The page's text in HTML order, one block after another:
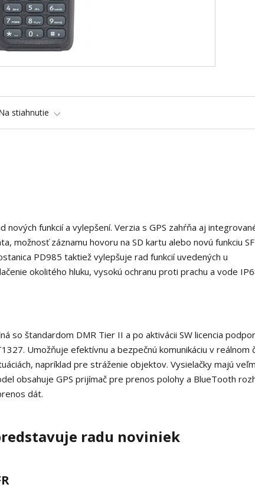
stiahnutie
funkcií a vylepšení. Verzia s GPS zahŕňa aj
možnosť záznamu hovoru na SD kartu alebo novú funkciu
PD985 taktiež vylepšuje rad funkcií uvedených u
okolitého hluku, vysokú ochranu proti prachu a vode
so štandardom DMR Tier II a po aktivácii SW licencia
Umožňuje efektívnu a bezpečnú komunikáciu v reálnom
napríklad pre stráženie objektov. Vysielačky majú
obsahuje GPS prijímač pre prenos polohy a BlueTooth
dát.
radu noviniek